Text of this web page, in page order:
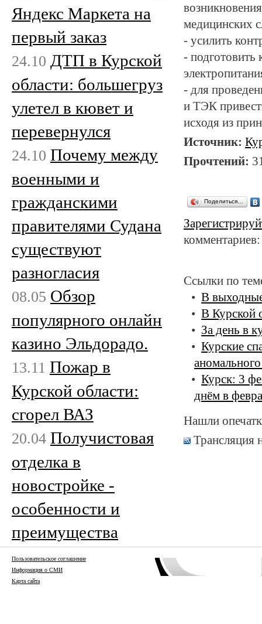
медицинских
- усилить
- подготовить
- для
и ТЭК
исходя из
Источник:
Прочтений:
Поделиться…
Ссылки по
В
В Курской
За день в
Курские
Курск: 3
днём в
Нашли
Трансляция
Яндекс Маркета на
первый заказ
24.10 ДТП в Курской
области: большегруз
улетел в кювет и
перевернулся
24.10 Почему между
военными и
гражданскими
правителями Судана
существуют
разногласия
08.05 Обзор
популярного онлайн
казино Эльдорадо.
13.11 Пожар в
Курской области:
сгорел ВАЗ
20.04 Получистовая
отделка в
новостройке -
особенности и
преимущества
Пользовательское соглашение
Информация о СМИ
Карта сайта